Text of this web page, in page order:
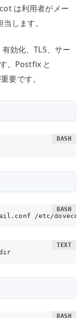
は利用者がメー
します。
効化、TLS、サー
。Postfix と
要です。
/etc/